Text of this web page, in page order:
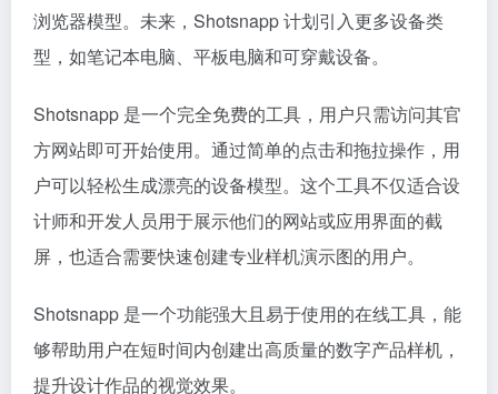
浏览器模型。未来，Shotsnapp 计划引入更多设备类
型，如笔记本电脑、平板电脑和可穿戴设备。
Shotsnapp 是一个完全免费的工具，用户只需访问其官
方网站即可开始使用。通过简单的点击和拖拉操作，用
户可以轻松生成漂亮的设备模型。这个工具不仅适合设
计师和开发人员用于展示他们的网站或应用界面的截
屏，也适合需要快速创建专业样机演示图的用户。
Shotsnapp 是一个功能强大且易于使用的在线工具，能
够帮助用户在短时间内创建出高质量的数字产品样机，
提升设计作品的视觉效果。